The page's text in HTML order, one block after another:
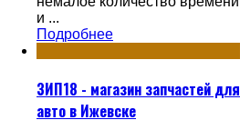
и ...
Подробнее
ЗИП18 - магазин запчастей для
авто в Ижевске